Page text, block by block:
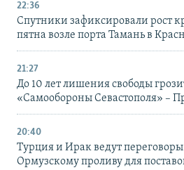
22:36
Спутники зафиксировали рост
пятна возле порта Тамань в
21:27
До 10 лет лишения свободы
«Самообороны Севастополя» –
20:40
Турция и Ирак ведут переговоры
Ормузскому проливу для